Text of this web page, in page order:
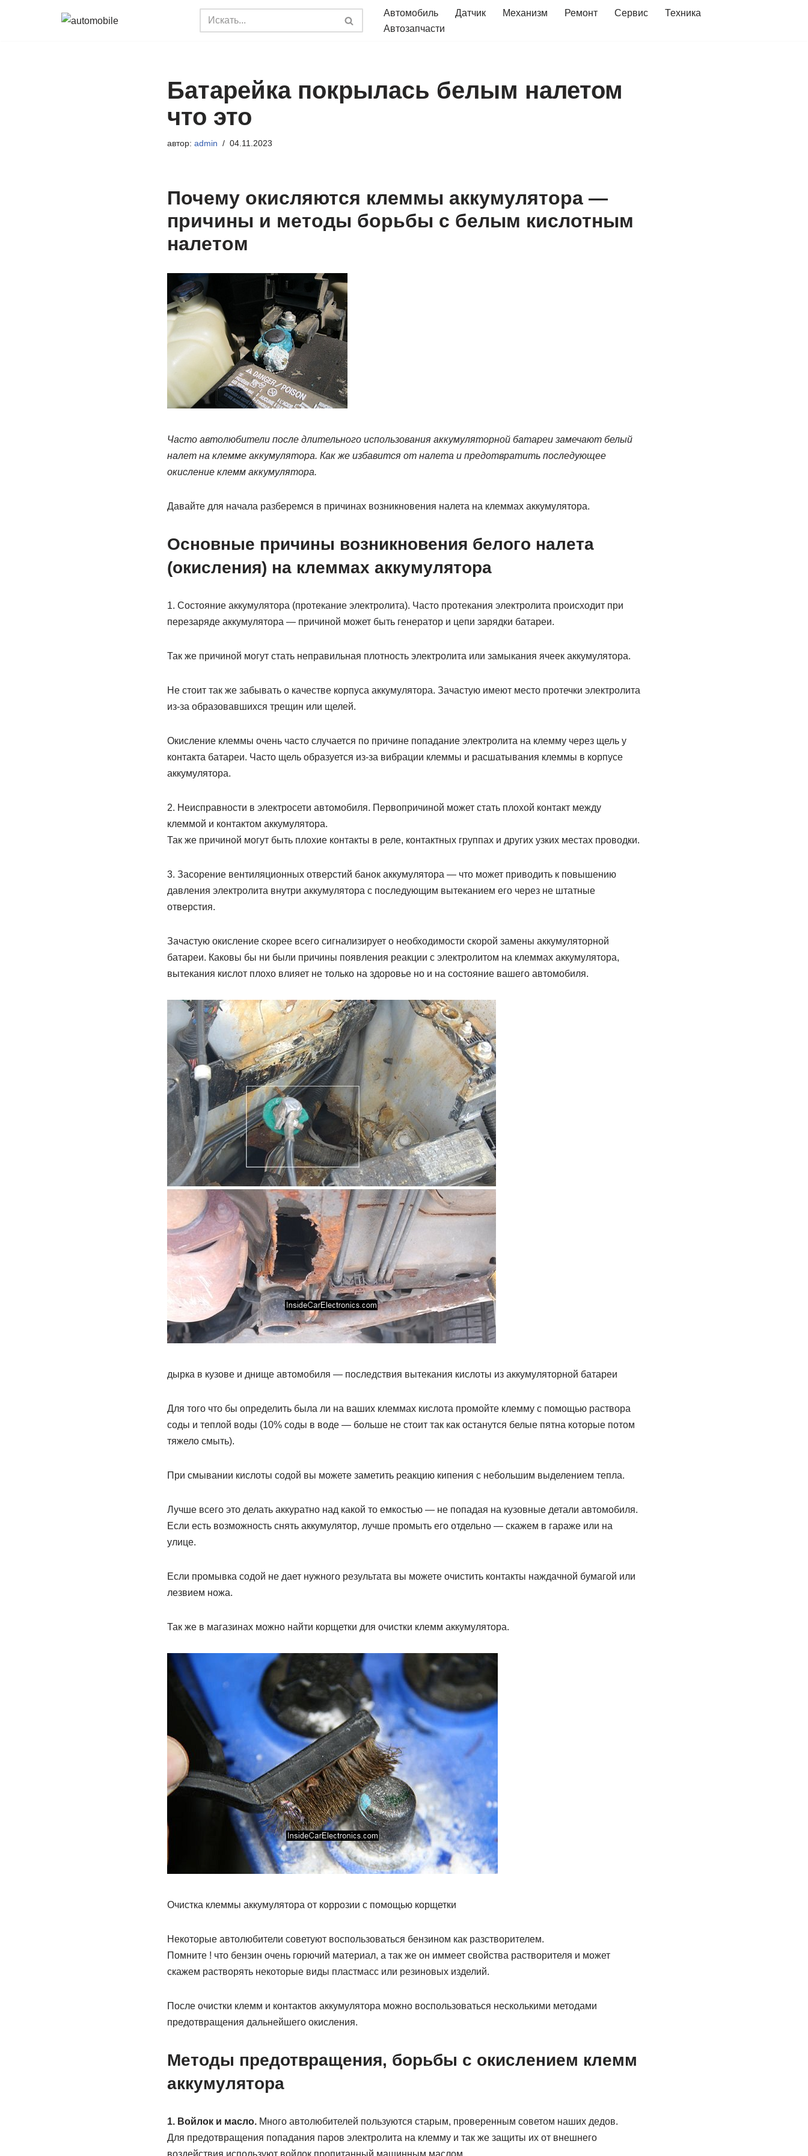
Автомобиль Датчик Механизм Ремонт Сервис
Техника
Автозапчасти
Батарейка покрылась белым налетом
что это
автор: admin 04.11.2023
Почему окисляются клеммы аккумулятора —
причины и методы борьбы c белым кислотным
налетом
Часто автолюбители после длительного использования аккумуляторной батареи замечают белый
налет на клемме аккумулятора. Как же избавится от налета и предотвратить последующее
окисление клемм аккумулятора.
Давайте для начала разберемся в причинах возникновения налета на клеммах аккумулятора.
Основные причины возникновения белого налета
(окисления) на клеммах аккумулятора
1. Состояние аккумулятора (протекание электролита). Часто протекания электролита происходит при
перезаряде аккумулятора — причиной может быть генератор и цепи зарядки батареи.
Так же причиной могут стать неправильная плотность электролита или замыкания ячеек аккумулятора.
Не стоит так же забывать о качестве корпуса аккумулятора. Зачастую имеют место протечки электролита
из-за образовавшихся трещин или щелей.
Окисление клеммы очень часто случается по причине попадание электролита на клемму через щель у
контакта батареи. Часто щель образуется из-за вибрации клеммы и расшатывания клеммы в корпусе
аккумулятора.
2. Неисправности в электросети автомобиля. Первопричиной может стать плохой контакт между
клеммой и контактом аккумулятора.
Так же причиной могут быть плохие контакты в реле, контактных группах и других узких местах проводки.
3. Засорение вентиляционных отверстий банок аккумулятора — что может приводить к повышению
давления электролита внутри аккумулятора с последующим вытеканием его через не штатные
отверстия.
Зачастую окисление скорее всего сигнализирует о необходимости скорой замены аккумуляторной
батареи. Каковы бы ни были причины появления реакции с электролитом на клеммах аккумулятора,
вытекания кислот плохо влияет не только на здоровье но и на состояние вашего автомобиля.
дырка в кузове и днище автомобиля — последствия вытекания кислоты из аккумуляторной батареи
Для того что бы определить была ли на ваших клеммах кислота промойте клемму с помощью раствора
соды и теплой воды (10% соды в воде — больше не стоит так как останутся белые пятна которые потом
тяжело смыть).
При смывании кислоты содой вы можете заметить реакцию кипения с небольшим выделением тепла.
Лучше всего это делать аккуратно над какой то емкостью — не попадая на кузовные детали автомобиля.
Если есть возможность снять аккумулятор, лучше промыть его отдельно — скажем в гараже или на
улице.
Если промывка содой не дает нужного результата вы можете очистить контакты наждачной бумагой или
лезвием ножа.
Так же в магазинах можно найти корщетки для очистки клемм аккумулятора.
Очистка клеммы аккумулятора от коррозии с помощью корщетки
Некоторые автолюбители советуют воспользоваться бензином как разстворителем.
Помните ! что бензин очень горючий материал, а так же он иммеет свойства растворителя и может
скажем растворять некоторые виды пластмасс или резиновых изделий.
После очистки клемм и контактов аккумулятора можно воспользоваться несколькими методами
предотвращения дальнейшего окисления.
Методы предотвращения, борьбы с окислением клемм
аккумулятора
1. Войлок и масло.Много автолюбителей пользуются старым, проверенным советом наших дедов.
Для предотвращения попадания паров электролита на клемму и так же защиты их от внешнего
воздействия используют войлок пропитанный машинным маслом.